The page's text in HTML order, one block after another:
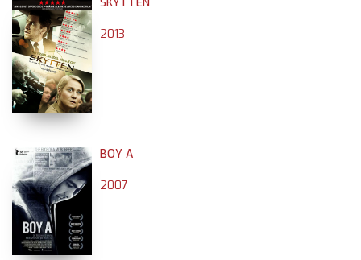
2013
BOY A
2007